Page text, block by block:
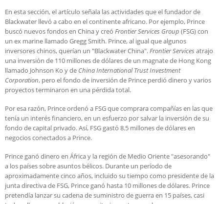
En esta sección, el artículo señala las actividades que el fundador de
Blackwater llevó a cabo en el continente africano. Por ejemplo, Prince
buscó nuevos fondos en China y creó Frontier Services Group (FSG) con
un ex marine llamado Gregg Smith. Prince, al igual que algunos
inversores chinos, querían un "Blackwater China".Frontier Services atrajo
una inversión de 110 millones de dólares de un magnate de Hong Kong
llamado Johnson Ko y de China International Trust Investment
Corporation, pero el fondo de inversión de Prince perdió dinero y varios
proyectos terminaron en una pérdida total.
Por esa razón, Prince ordenó a FSG que comprara compañías en las que
tenía un interés financiero, en un esfuerzo por salvar la inversión de su
fondo de capital privado. Así, FSG gastó 8.5 millones de dólares en
negocios conectados a Prince.
Prince ganó dinero en África y la región de Medio Oriente "asesorando"
a los países sobre asuntos bélicos. Durante un período de
aproximadamente cinco años, incluido su tiempo como presidente de la
junta directiva de FSG, Prince ganó hasta 10 millones de dólares. Prince
pretendía lanzar su cadena de suministro de guerra en 15 países, casi